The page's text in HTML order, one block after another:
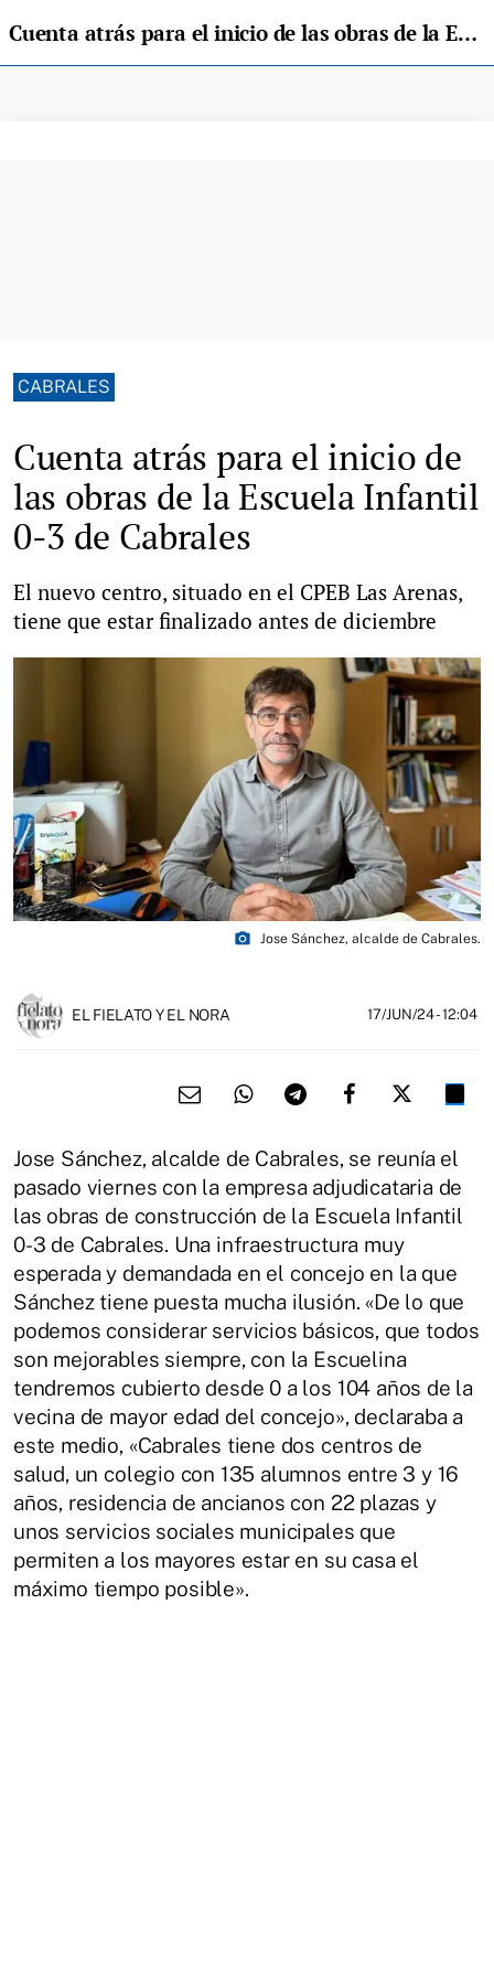
Cuenta atrás para el inicio de las obras de la Escuela Infantil 0-3 de Cabrales
CABRALES
Cuenta atrás para el inicio de
las obras de la Escuela Infantil
0-3 de Cabrales
El nuevo centro, situado en el CPEB Las Arenas,
tiene que estar finalizado antes de diciembre
photo_camera Jose Sánchez, alcalde de Cabrales.
EL FIELATO Y EL NORA 17/JUN/24- 12:04
Jose Sánchez, alcalde de Cabrales, se reunía el
pasado viernes con la empresa adjudicataria de
las obras de construcción de la Escuela Infantil
0-3 de Cabrales. Una infraestructura muy
esperada y demandada en el concejo en la que
Sánchez tiene puesta mucha ilusión. «De lo que
podemos considerar servicios básicos, que todos
son mejorables siempre, con la Escuelina
tendremos cubierto desde 0 a los 104 años de la
vecina de mayor edad del concejo», declaraba a
este medio, «Cabrales tiene dos centros de
salud, un colegio con 135 alumnos entre 3 y 16
años, residencia de ancianos con 22 plazas y
unos servicios sociales municipales que
permiten a los mayores estar en su casa el
máximo tiempo posible».